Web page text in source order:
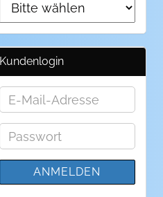
Kundenlogin
E-
Adresse
Passwort
ANMELDEN